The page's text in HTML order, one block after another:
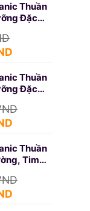
Thuần
Đặc
tại
là:
439.000 VND.
Thuần
Đặc
tại
là:
699.000 VND.
Thuần
Tim